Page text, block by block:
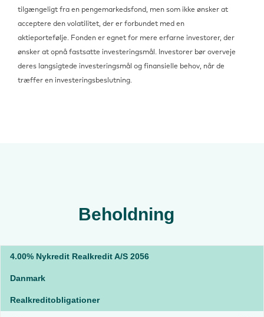
tilgængeligt fra en pengemarkedsfond, men som ikke ønsker at
acceptere den volatilitet, der er forbundet med en
aktieportefølje. Fonden er egnet for mere erfarne investorer, der
ønsker at opnå fastsatte investeringsmål. Investorer bør overveje
deres langsigtede investeringsmål og finansielle behov, når de
træffer en investeringsbeslutning.
Beholdning
4.00% Nykredit Realkredit A/S 2056
Danmark
Realkreditobligationer